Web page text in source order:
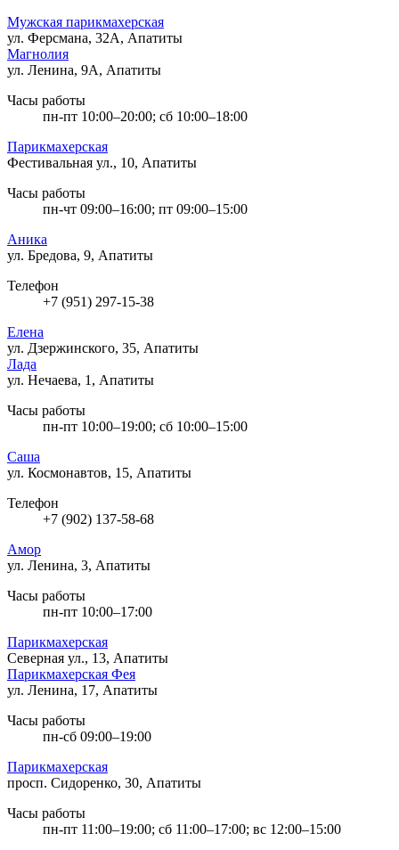
Мужская парикмахерская
ул. Ферсмана, 32А, Апатиты
Магнолия
ул. Ленина, 9А, Апатиты
Часы работы
пн-пт 10:00–20:00; сб 10:00–18:00
Парикмахерская
Фестивальная ул., 10, Апатиты
Часы работы
пн-чт 09:00–16:00; пт 09:00–15:00
Аника
ул. Бредова, 9, Апатиты
Телефон
+7 (951) 297-15-38
Елена
ул. Дзержинского, 35, Апатиты
Лада
ул. Нечаева, 1, Апатиты
Часы работы
пн-пт 10:00–19:00; сб 10:00–15:00
Саша
ул. Космонавтов, 15, Апатиты
Телефон
+7 (902) 137-58-68
Амор
ул. Ленина, 3, Апатиты
Часы работы
пн-пт 10:00–17:00
Парикмахерская
Северная ул., 13, Апатиты
Парикмахерская Фея
ул. Ленина, 17, Апатиты
Часы работы
пн-сб 09:00–19:00
Парикмахерская
просп. Сидоренко, 30, Апатиты
Часы работы
пн-пт 11:00–19:00; сб 11:00–17:00; вс 12:00–15:00